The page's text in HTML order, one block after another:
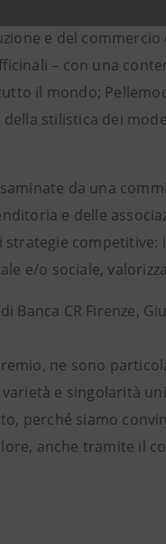
- Farmaceutica
e del
– con una
il mondo;
stilistica dei
da una
e delle
e/o sociale,
Banca CR Firenze,
ne sono
e singolarità
perché siamo
anche tramite il